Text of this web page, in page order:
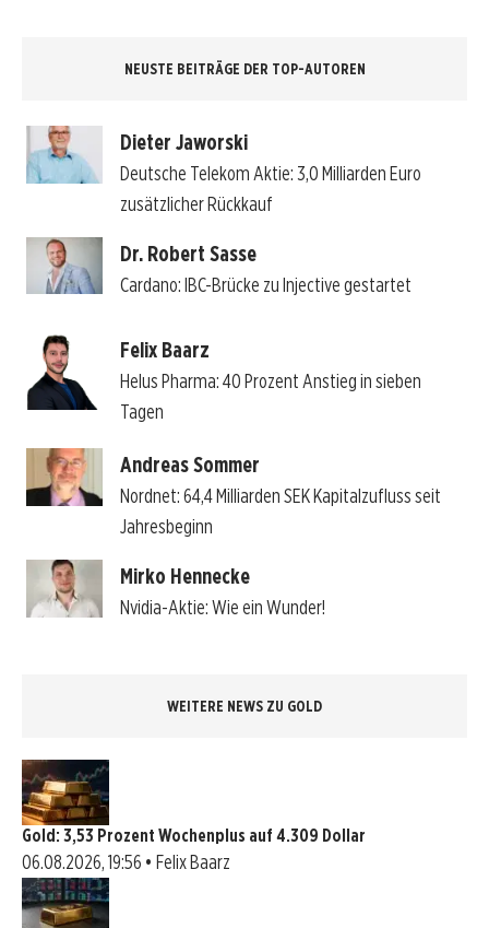
NEUSTE BEITRÄGE DER TOP-AUTOREN
Dieter Jaworski
Deutsche Telekom Aktie: 3,0 Milliarden Euro
zusätzlicher Rückkauf
Dr. Robert Sasse
Cardano: IBC-Brücke zu Injective gestartet
Felix Baarz
Helus Pharma: 40 Prozent Anstieg in sieben
Tagen
Andreas Sommer
Nordnet: 64,4 Milliarden SEK Kapitalzufluss seit
Jahresbeginn
Mirko Hennecke
Nvidia-Aktie: Wie ein Wunder!
WEITERE NEWS ZU GOLD
Gold: 3,53 Prozent Wochenplus auf 4.309 Dollar
06.08.2026, 19:56 • Felix Baarz